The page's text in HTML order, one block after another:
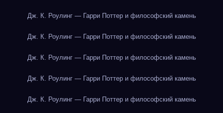
Дж. К. Роулинг — Гарри Поттер и философский камень
Дж. К. Роулинг — Гарри Поттер и философский камень
Дж. К. Роулинг — Гарри Поттер и философский камень
Дж. К. Роулинг — Гарри Поттер и философский камень
Дж. К. Роулинг — Гарри Поттер и философский камень